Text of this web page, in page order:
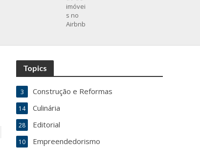
Topics
Construção e Reformas
3
Culinária
14
Editorial
28
Empreendedorismo
10